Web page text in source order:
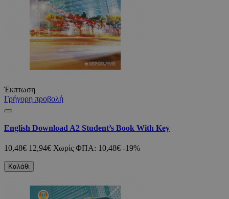
Έκπτωση
Γρήγορη προβολή
English Download A2 Student’s Book With Key
10,48€ 12,94€ Χωρίς ΦΠΑ: 10,48€ -19%
Καλάθι